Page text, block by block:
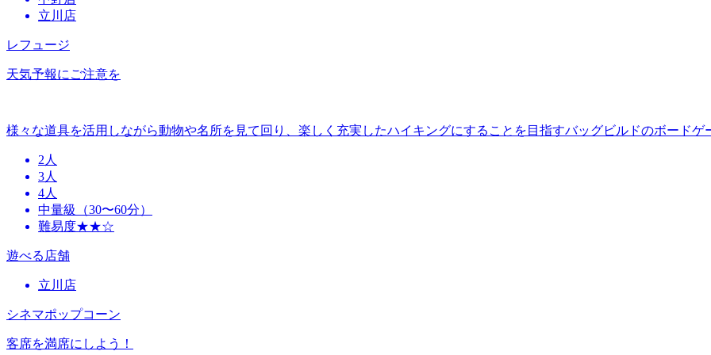
立川店
レフュージ
天気予報にご注意を
様々な道具を活用しながら動物や名所を見て回り、楽しく充実したハイキングにすることを目指すバッグビルドのボードゲ
2人
3人
4人
中量級（30〜60分）
難易度★★☆
遊べる店舗
立川店
シネマポップコーン
客席を満席にしよう！